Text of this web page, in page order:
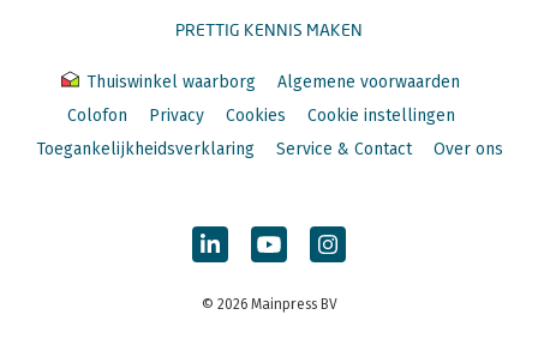
PRETTIG KENNIS MAKEN
Thuiswinkel waarborg
Algemene voorwaarden
Colofon
Privacy Cookies
Cookie instellingen
Toegankelijkheidsverklaring
Service & Contact Over ons
© 2026 Mainpress BV